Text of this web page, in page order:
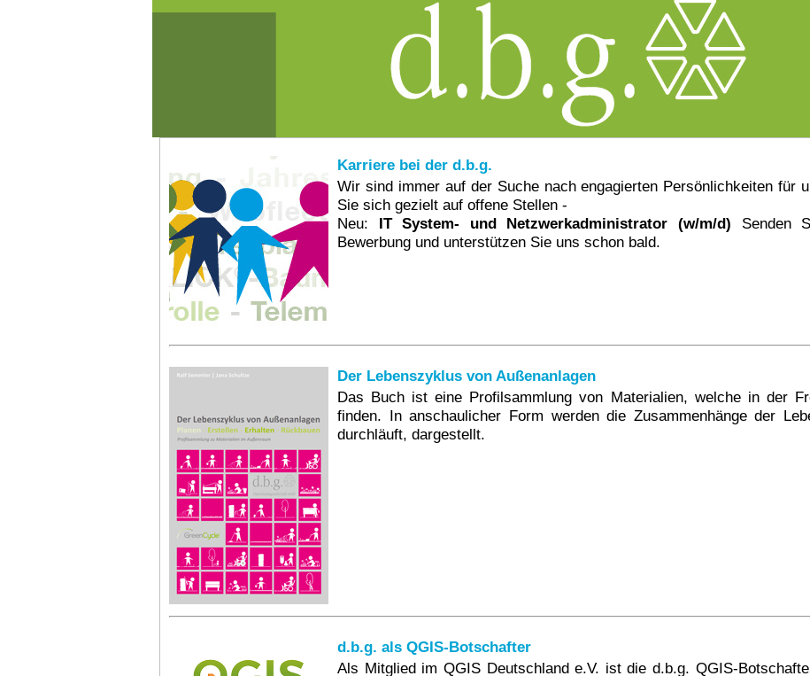
Karriere bei der d.b.g.
Wir sind immer auf der Suche nach engagierten Persönlichkeiten für
Sie sich gezielt auf offene Stellen -
Neu: IT System- und Netzwerkadministrator (w/m/d) Senden
Bewerbung und unterstützen Sie uns schon bald.
Der Lebenszyklus von Außenanlagen
Das Buch ist eine Profilsammlung von Materialien, welche in der
finden. In anschaulicher Form werden die Zusammenhänge der
durchläuft, dargestellt.
d.b.g. als QGIS-Botschafter
Als Mitglied im QGIS Deutschland e.V. ist die d.b.g. QGIS-